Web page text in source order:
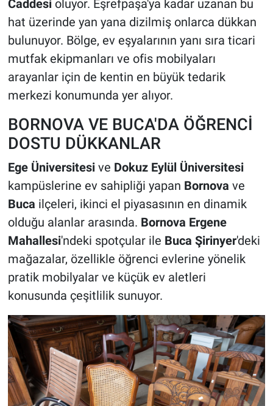
Caddesi oluyor. Eşrefpaşa'ya kadar uzanan bu
hat üzerinde yan yana dizilmiş onlarca dükkan
bulunuyor. Bölge, ev eşyalarının yanı sıra ticari
mutfak ekipmanları ve ofis mobilyaları
arayanlar için de kentin en büyük tedarik
merkezi konumunda yer alıyor.
BORNOVA VE BUCA'DA ÖĞRENCİ
DOSTU DÜKKANLAR
Ege Üniversitesi ve Dokuz Eylül Üniversitesi
kampüslerine ev sahipliği yapan Bornova ve
Buca ilçeleri, ikinci el piyasasının en dinamik
olduğu alanlar arasında. Bornova Ergene
Mahallesi'ndeki spotçular ile Buca Şirinyer'deki
mağazalar, özellikle öğrenci evlerine yönelik
pratik mobilyalar ve küçük ev aletleri
konusunda çeşitlilik sunuyor.